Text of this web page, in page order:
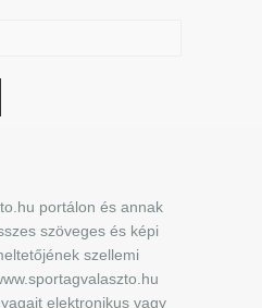
portálon és annak
szöveges és képi
szellemi
elektronikus vagy